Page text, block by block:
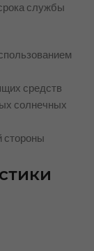
службы
средств
солнечных
стороны